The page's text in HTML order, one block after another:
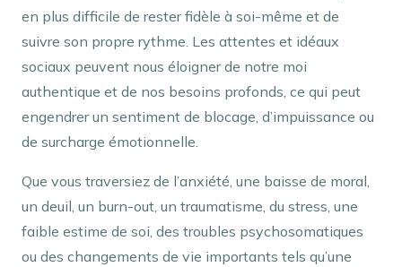
en plus difficile de rester fidèle à soi-même et de
suivre son propre rythme. Les attentes et idéaux
sociaux peuvent nous éloigner de notre moi
authentique et de nos besoins profonds, ce qui peut
engendrer un sentiment de blocage, d’impuissance ou
de surcharge émotionnelle.
Que vous traversiez de l’anxiété, une baisse de moral,
un deuil, un burn-out, un traumatisme, du stress, une
faible estime de soi, des troubles psychosomatiques
ou des changements de vie importants tels qu’une